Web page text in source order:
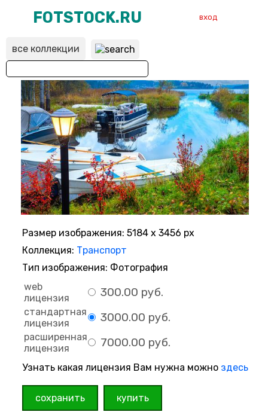
FOTSTOCK.RU
ВХОД
РЕГИСТРАЦИЯ
вход
все коллекции
Размер изображения: 5184 x 3456 px
Коллекция: Транспорт
Тип изображения: Фотография
web
лицензия
300.00 руб.
стандартная
лицензия
3000.00 руб.
расширенная
лицензия
7000.00 руб.
Узнать какая лицензия Вам нужна можно здесь
сохранить купить